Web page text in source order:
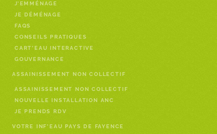
J’EMMÉNAGE
JE DÉMÉNAGE
FAQS
CONSEILS PRATIQUES
CART’EAU INTERACTIVE
GOUVERNANCE
ASSAINISSEMENT NON COLLECTIF
ASSAINISSEMENT NON COLLECTIF
NOUVELLE INSTALLATION ANC
JE PRENDS RDV
VOTRE INF’EAU PAYS DE FAYENCE